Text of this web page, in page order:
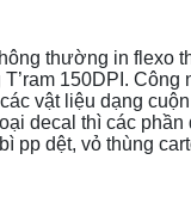
thường in flexo
150DPI.
vật liệu dạng
decal thì các
pp dệt, vỏ thùng